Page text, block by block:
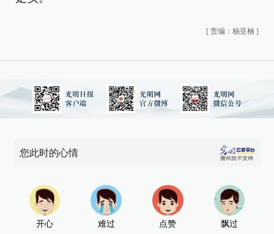
[ 责编：杨亚楠 ]
您此时的心情
开心 难过 点赞 飘过